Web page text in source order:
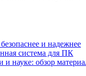
и надежнее
система для ПК
науке: обзор